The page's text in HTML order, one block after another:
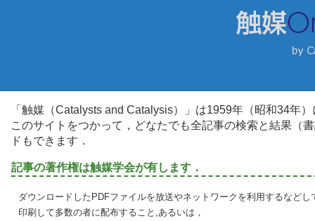
「触媒（Catalysts and Catalysis）」は1959年（昭和34年
このサイトをつかって，どなたでも全記事の検索と結果（
ドもできます．
記事の著作権は触媒学会が有します．
ダウンロードしたPDFファイルを放送やネットワークを利用するなど
印刷して多数の者に配布すること,あるいは，